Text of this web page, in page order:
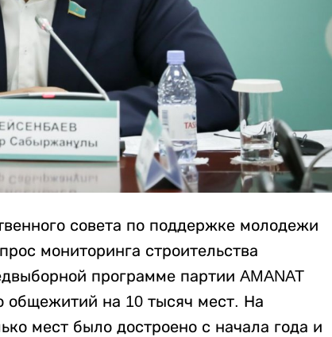
совета по поддержке молодежи
мониторинга строительства
программе партии AMANAT
общежитий на 10 тысяч мест. На
мест было достроено с начала года и